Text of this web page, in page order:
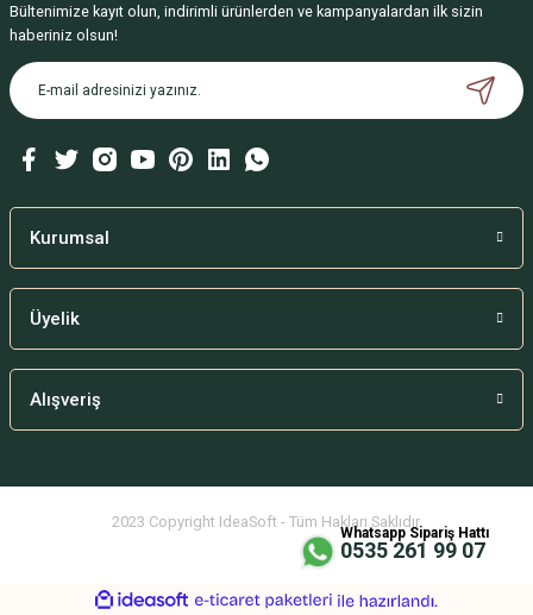
Whatsapp Sipariş Hattı
0535 261 99 07
Ürün resmi kalitesiz, bozuk veya görüntülenemiyor.
Ürün açıklamasında eksik bilgiler bulunuyor.
Ürün bilgilerinde hatalar bulunuyor.
Bu ürüne benzer farklı alternatifler olmalı.
Bültenimize kayıt olun, indirimli ürünlerden ve kampanyalardan ilk sizin
haberiniz olsun!
Kurumsal
Üyelik
Alışveriş
2023 Copyright IdeaSoft - Tüm Hakları Saklıdır.
ideasoft
e-